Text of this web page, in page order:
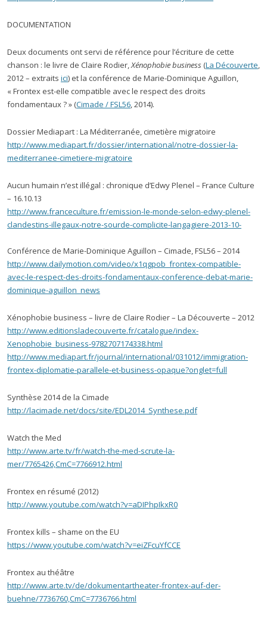
DOCUMENTATION
Deux documents ont servi de référence pour l’écriture de cette
chanson : le livre de Claire Rodier,Xénophobie business (La Découverte,
2012 – extraits ici) et la conférence de Marie-Dominique Aguillon,
« Frontex est-elle compatible avec le respect des droits
fondamentaux ? » (Cimade / FSL56, 2014).
Dossier Mediapart : La Méditerranée, cimetière migratoire
http://www.mediapart.fr/dossier/international/notre-dossier-la-
mediterranee-cimetiere-migratoire
Aucun humain n’est illégal : chronique d’Edwy Plenel – France Culture
– 16.10.13
http://www.franceculture.fr/emission-le-monde-selon-edwy-plenel-
clandestins-illegaux-notre-sourde-complicite-langagiere-2013-10-
Conférence de Marie-Dominique Aguillon – Cimade, FSL56 – 2014
http://www.dailymotion.com/video/x1qgpob_frontex-compatible-
avec-le-respect-des-droits-fondamentaux-conference-debat-marie-
dominique-aguillon_news
Xénophobie business – livre de Claire Rodier – La Découverte – 2012
http://www.editionsladecouverte.fr/catalogue/index-
Xenophobie_business-9782707174338.html
http://www.mediapart.fr/journal/international/031012/immigration-
frontex-diplomatie-parallele-et-business-opaque?onglet=full
Synthèse 2014 de la Cimade
http://lacimade.net/docs/site/EDL2014_Synthese.pdf
Watch the Med
http://www.arte.tv/fr/watch-the-med-scrute-la-
mer/7765426,CmC=7766912.html
Frontex en résumé (2012)
http://www.youtube.com/watch?v=aDIPhpIkxR0
Frontex kills – shame on the EU
https://www.youtube.com/watch?v=eiZFcuYfCCE
Frontex au théâtre
http://www.arte.tv/de/dokumentartheater-frontex-auf-der-
buehne/7736760,CmC=7736766.html